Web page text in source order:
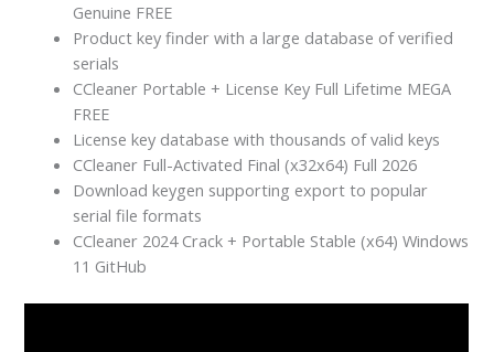
Genuine FREE
Product key finder with a large database of verified
serials
CCleaner Portable + License Key Full Lifetime MEGA
FREE
License key database with thousands of valid keys
CCleaner Full-Activated Final (x32x64) Full 2026
Download keygen supporting export to popular
serial file formats
CCleaner 2024 Crack + Portable Stable (x64) Windows
11 GitHub